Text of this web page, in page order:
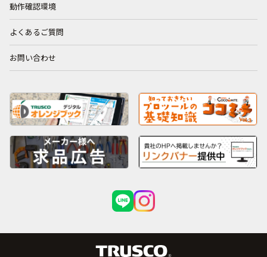
動作確認環境
よくあるご質問
お問い合わせ